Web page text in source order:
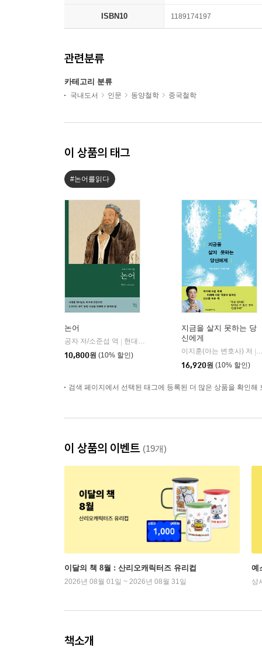
ISBN10 1189174197
관련분류
카테고리 분류
국내도서 인문 동양철학 중국철학
이 상품의 태그
#논어를읽다
논어
공자 저/소준섭 역
현대지성
10,800원 (10% 할인)
지금을 살지 못하는 당
신에게
이지훈(아는 변호사) 저
16,920원 (10% 할인)
검색 페이지에서 선택된 태그에 등록된 더 많은 상품을 확인해
이 상품의 이벤트 (19개)
이달의 책 8월 : 산리오캐릭터즈 유리컵
2026년 08월 01일 ~ 2026년 08월 31일
예
상
책소개